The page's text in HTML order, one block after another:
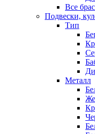
Все
Подвески,
Тип
Металл